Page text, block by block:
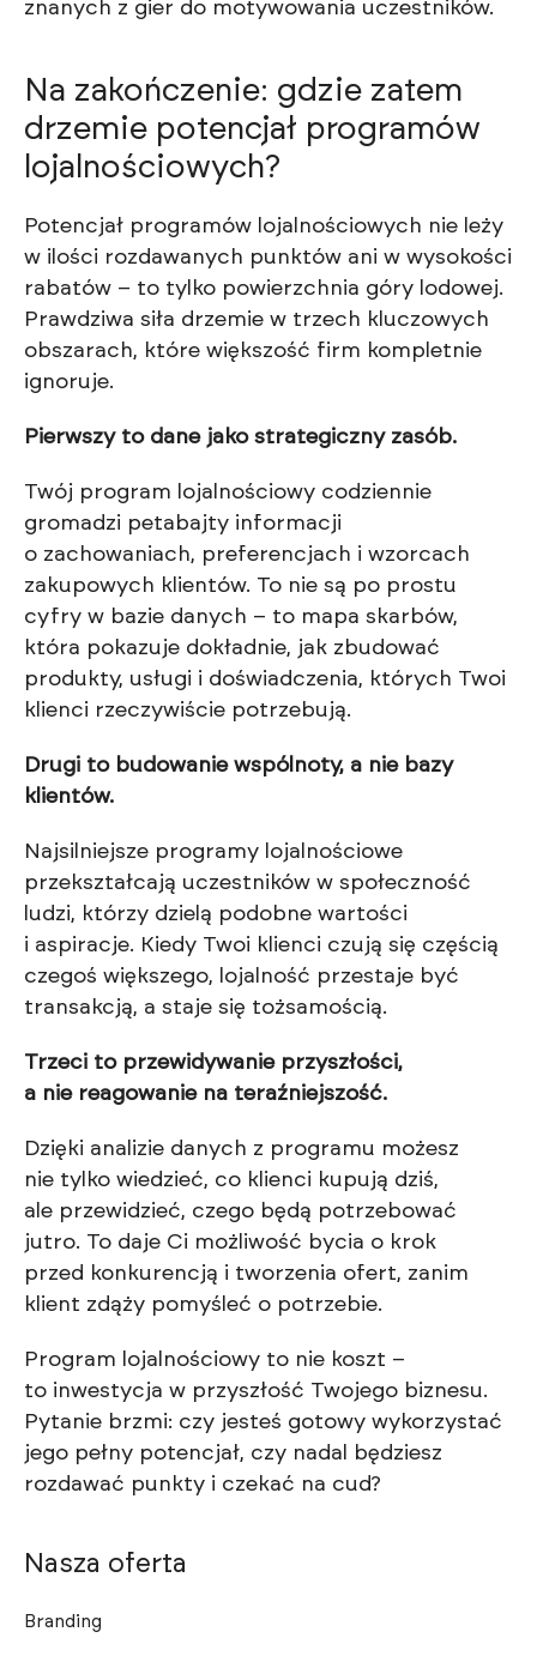
znanych z gier do motywowania uczestników.
Na zakończenie: gdzie zatem
drzemie potencjał programów
lojalnościowych?
Potencjał programów lojalnościowych nie leży
w ilości rozdawanych punktów ani w wysokości
rabatów – to tylko powierzchnia góry lodowej.
Prawdziwa siła drzemie w trzech kluczowych
obszarach, które większość firm kompletnie
ignoruje.
Pierwszy to dane jako strategiczny zasób.
Twój program lojalnościowy codziennie
gromadzi petabajty informacji
o zachowaniach, preferencjach i wzorcach
zakupowych klientów. To nie są po prostu
cyfry w bazie danych – to mapa skarbów,
która pokazuje dokładnie, jak zbudować
produkty, usługi i doświadczenia, których Twoi
klienci rzeczywiście potrzebują.
Drugi to budowanie wspólnoty, a nie bazy
klientów.
Najsilniejsze programy lojalnościowe
przekształcają uczestników w społeczność
ludzi, którzy dzielą podobne wartości
i aspiracje. Kiedy Twoi klienci czują się częścią
czegoś większego, lojalność przestaje być
transakcją, a staje się tożsamością.
Trzeci to przewidywanie przyszłości,
a nie reagowanie na teraźniejszość.
Dzięki analizie danych z programu możesz
nie tylko wiedzieć, co klienci kupują dziś,
ale przewidzieć, czego będą potrzebować
jutro. To daje Ci możliwość bycia o krok
przed konkurencją i tworzenia ofert, zanim
klient zdąży pomyśleć o potrzebie.
Program lojalnościowy to nie koszt –
to inwestycja w przyszłość Twojego biznesu.
Pytanie brzmi: czy jesteś gotowy wykorzystać
jego pełny potencjał, czy nadal będziesz
rozdawać punkty i czekać na cud?
Nasza oferta
Branding